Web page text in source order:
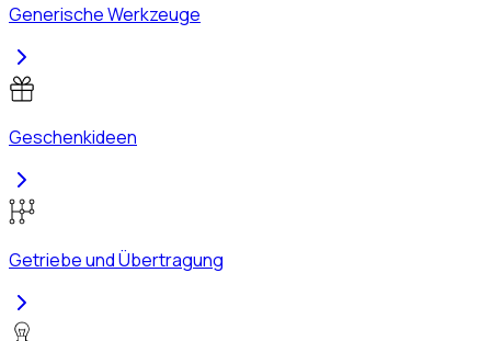
Generische Werkzeuge
Geschenkideen
Getriebe und Übertragung